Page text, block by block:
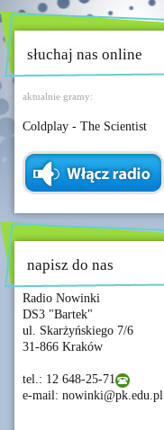
słuchaj nas online
aktualnie gramy:
Coldplay - The Scientist
napisz do nas
Radio Nowinki
DS3 "Bartek"
ul. Skarżyńskiego 7/6
31-866 Kraków
tel.: 12 648-25-71
e-mail: nowinki@pk.edu.pl